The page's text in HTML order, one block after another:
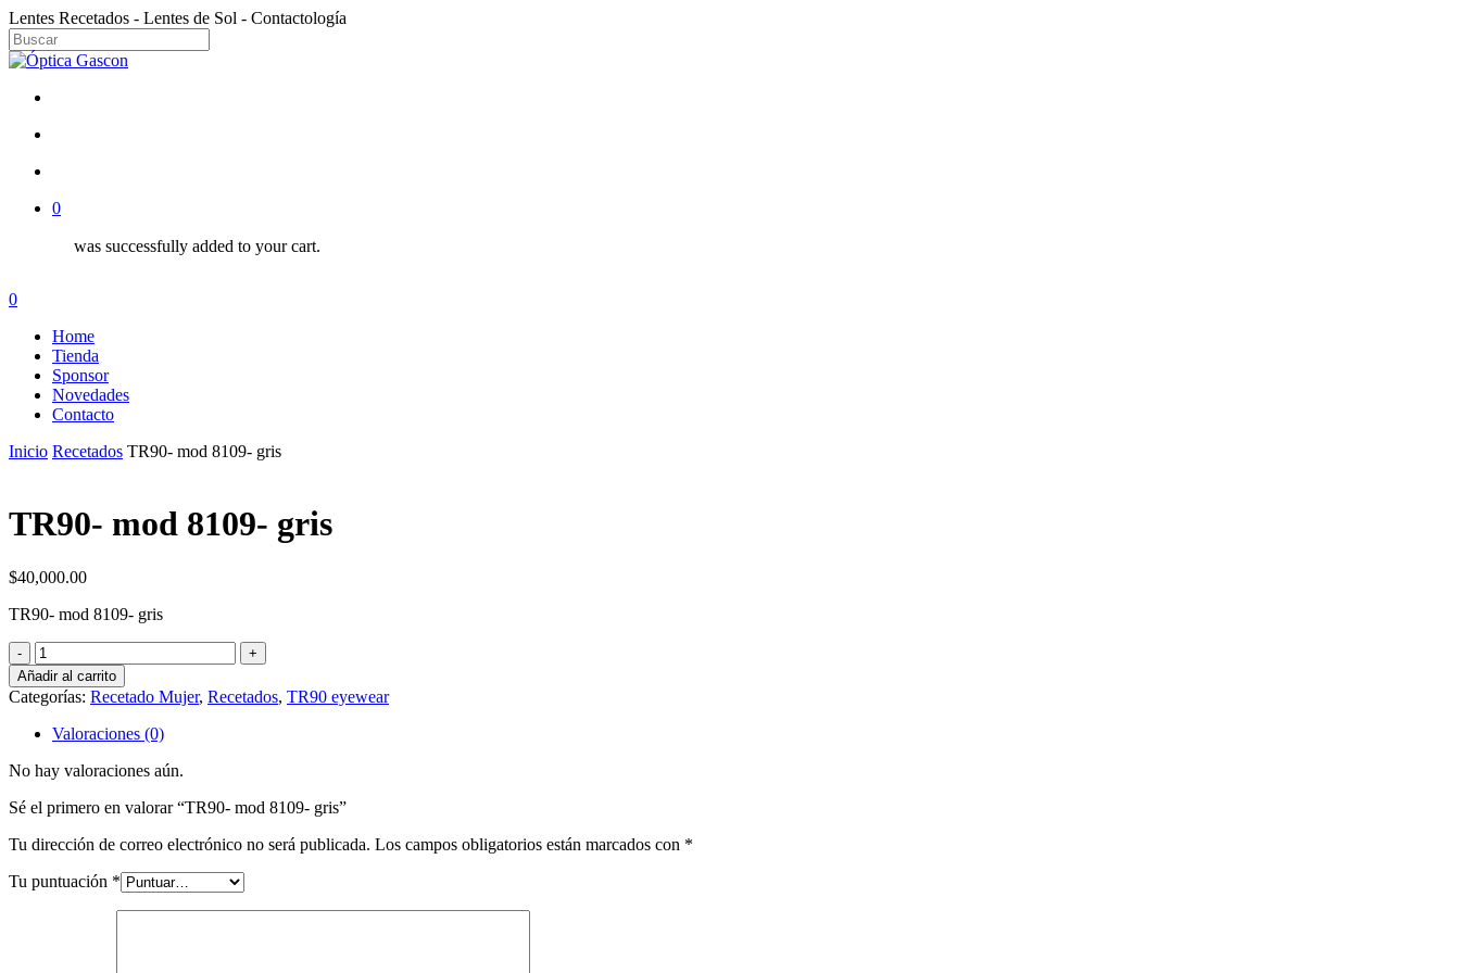
Skip
to
main
content
Lentes Recetados - Lentes de Sol - Contactología
Close
0
was successfully added to your cart.
Menu
search
account
0
Home
Tienda
Sponsor
Novedades
Contacto
Inicio Recetados TR90- mod 8109- gris
TR90- mod 8109- gris
$40,000.00
TR90- mod 8109- gris
TR90-
mod
8109-
gris
cantidad
Añadir al carrito
Categorías: Recetado Mujer, Recetados, TR90 eyewear
Valoraciones (0)
No hay valoraciones aún.
Sé el primero en valorar “TR90- mod 8109- gris”
Tu dirección de correo electrónico no será publicada. Los campos obligatorios están marcados con *
Tu puntuación *